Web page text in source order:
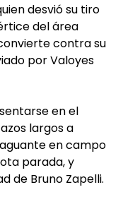
desvió su tiro
del área
contra su
por Valoyes
en el
largos a
en campo
parada, y
de Bruno Zapelli.